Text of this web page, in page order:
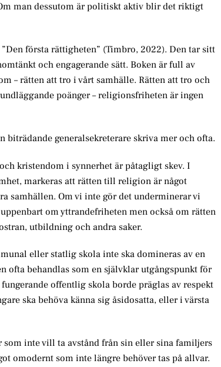
man dessutom är politiskt aktiv blir det riktigt
första rättigheten” (Timbro, 2022). Den tar sitt
och engagerande sätt. Boken är full av
– rätten att tro i vårt samhälle. Rätten att tro och
poänger – religionsfriheten är ingen
biträdande generalsekreterare skriva mer och ofta.
kristendom i synnerhet är påtagligt skev. I
markeras att rätten till religion är något
samhällen. Om vi inte gör det underminerar vi
om yttrandefriheten men också om rätten
utbildning och andra saker.
eller statlig skola inte ska domineras av en
ofta behandlas som en självklar utgångspunkt för
offentlig skola borde präglas av respekt
ska behöva känna sig åsidosatta, eller i värsta
inte vill ta avstånd från sin eller sina familjers
omodernt som inte längre behöver tas på allvar.